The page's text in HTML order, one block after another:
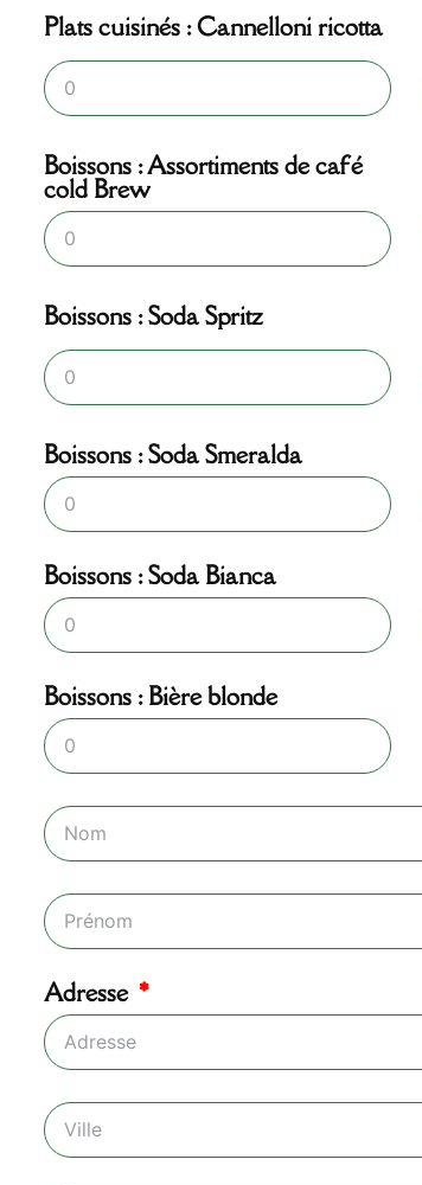
Plats cuisinés : Cannelloni ricotta
Boissons : Assortiments de café
cold Brew
Boissons : Soda Spritz
Boissons : Soda Smeralda
Boissons : Soda Bianca
Boissons : Bière blonde
Adresse